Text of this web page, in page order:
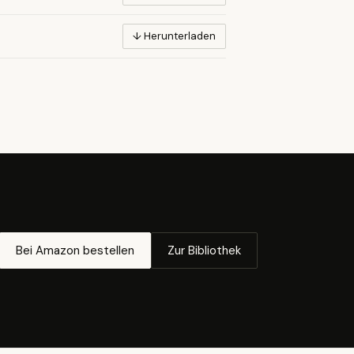
↓ Herunterladen
Bei Amazon bestellen Zur Bibliothek